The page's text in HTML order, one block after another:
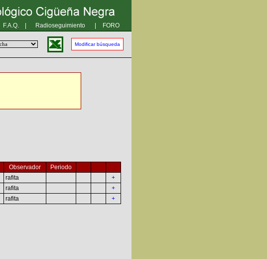
F.A.Q. Radioseguimiento FORO
Modificar búsqueda
Observador
Periodo
rafita
+
rafita
+
rafita +